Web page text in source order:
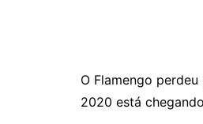
O Flamengo
2020 está